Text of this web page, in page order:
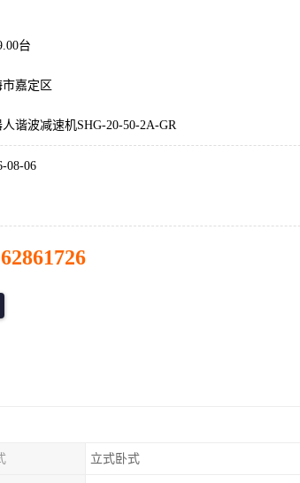
台
市嘉定区
谐波减速机SHG-20-50-2A-GR
08-06
立式卧式